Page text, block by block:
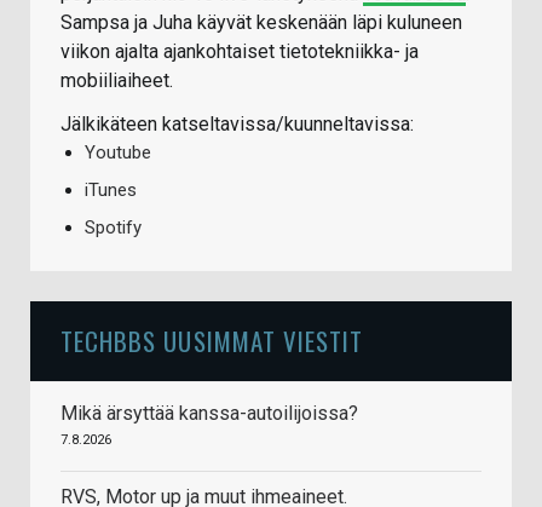
Sampsa ja Juha käyvät keskenään läpi kuluneen
viikon ajalta ajankohtaiset tietotekniikka- ja
mobiiliaiheet.
Jälkikäteen katseltavissa/kuunneltavissa:
Youtube
iTunes
Spotify
TECHBBS UUSIMMAT VIESTIT
Mikä ärsyttää kanssa-autoilijoissa?
7.8.2026
RVS, Motor up ja muut ihmeaineet.